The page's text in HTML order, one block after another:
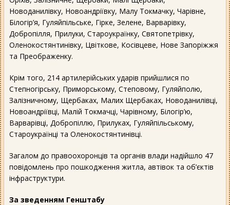
Новоданилівку, Новоандріївку, Малу Токмачку, Чарівне,
Білогір’я, Гуляйпільське, Гірке, Зелене, Варварівку,
Добропілля, Прилуки, Староукраїнку, Святопетрівку,
Оленокостянтинівку, Цвіткове, Косівцеве, Нове Запоріжжя
та Преображенку.
Крім того, 214 артилерійських ударів прийшлися по
Степногірську, Приморському, Степовому, Гуляйполю,
Залізничному, Щербаках, Малих Щербаках, Новоданилівці,
Новоандріївці, Малій Токмачці, Чарівному, Білогір’ю,
Варварівці, Добропіллю, Прилуках, Гуляйпільському,
Староукраїнці та Оленокостянтинівці.
Загалом до правоохоронців та органів влади надійшло 47
повідомлень про пошкодження житла, автівок та об’єктів
інфраструктури.
За зведенням Генштабу